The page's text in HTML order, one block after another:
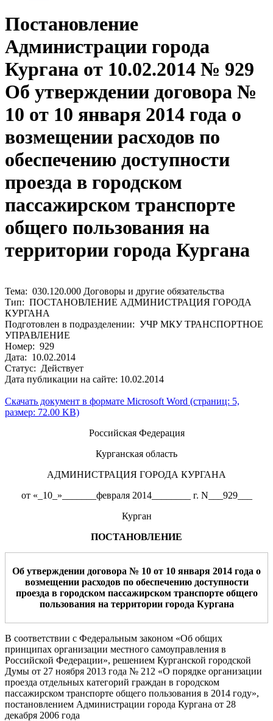
Постановление
Администрации города
Кургана от 10.02.2014 № 929
Об утверждении договора №
10 от 10 января 2014 года о
возмещении расходов по
обеспечению доступности
проезда в городском
пассажирском транспорте
общего пользования на
территории города Кургана
Тема: 030.120.000 Договоры и другие обязательства
Тип: ПОСТАНОВЛЕНИЕ АДМИНИСТРАЦИЯ ГОРОДА
КУРГАНА
Подготовлен в подразделении: УЧР МКУ ТРАНСПОРТНОЕ
УПРАВЛЕНИЕ
Номер: 929
Дата: 10.02.2014
Статус: Действует
Дата публикации на сайте: 10.02.2014
Скачать документ в формате Microsoft Word (страниц: 5,
размер: 72.00 KB)
Российская Федерация
Курганская область
АДМИНИСТРАЦИЯ ГОРОДА КУРГАНА
от «_10_»_______февраля 2014________ г. N___929___
Курган
ПОСТАНОВЛЕНИЕ
Об утверждении договора № 10 от 10 января 2014 года о
возмещении расходов по обеспечению доступности
проезда в городском пассажирском транспорте общего
пользования на территории города Кургана
В соответствии с Федеральным законом «Об общих
принципах организации местного самоуправления в
Российской Федерации», решением Курганской городской
Думы от 27 ноября 2013 года № 212 «О порядке организации
проезда отдельных категорий граждан в городском
пассажирском транспорте общего пользования в 2014 году»,
постановлением Администрации города Кургана от 28
декабря 2006 года